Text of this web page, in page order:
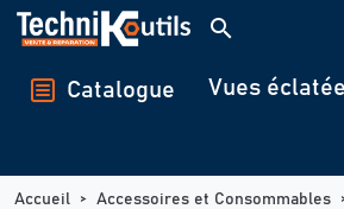
Panneau de gestion des cookies
search
Catalogue Vues
Accueil Accessoires et Consommables